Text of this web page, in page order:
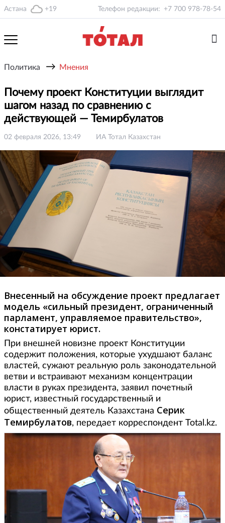
Астана +19 Телефон редакции: +7 700 978-78-54
Политика → Мнения
Почему проект Конституции выглядит
шагом назад по сравнению с
действующей — Темирбулатов
02 февраля 2026, 13:49 ИА Тотал Казахстан
Внесенный на обсуждение проект предлагает
модель «сильный президент, ограниченный
парламент, управляемое правительство»,
констатирует юрист.
При внешней новизне проект Конституции
содержит положения, которые ухудшают баланс
властей, сужают реальную роль законодательной
ветви и встраивают механизм концентрации
власти в руках президента, заявил почетный
юрист, известный государственный и
общественный деятель Казахстана Серик
Темирбулатов, передает корреспондент Total.kz.